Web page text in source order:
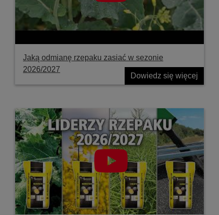
Jaką odmianę rzepaku zasiać w sezonie
2026/2027
Dowiedz się więcej